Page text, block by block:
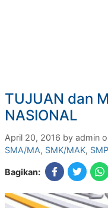
TUJUAN dan
NASIONAL
April 20, 2016 by admin
SMA/MA, SMK/MAK,
Bagikan: